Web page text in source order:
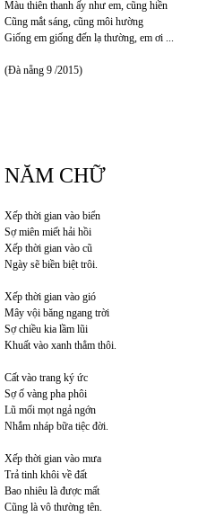
Màu thiên thanh ấy như em, cũng hiền
Cũng mắt sáng, cũng môi hường
Giống em giống đến lạ thường, em ơi ...
(Đà nẵng 9 /2015)
NĂM CHỮ
Xếp thời gian vào biển
Sợ miên miết hải hồi
Xếp thời gian vào cũ
Ngày sẽ biền biệt trôi.
Xếp thời gian vào gió
Mây vội băng ngang trời
Sợ chiều kia lầm lũi
Khuất vào xanh thẳm thôi.
Cất vào trang ký ức
Sợ ố vàng pha phôi
Lũ mối mọt ngả ngớn
Nhắm nháp bữa tiệc đời.
Xếp thời gian vào mưa
Trả tinh khôi về đất
Bao nhiêu là được mất
Cũng là vô thường tên.